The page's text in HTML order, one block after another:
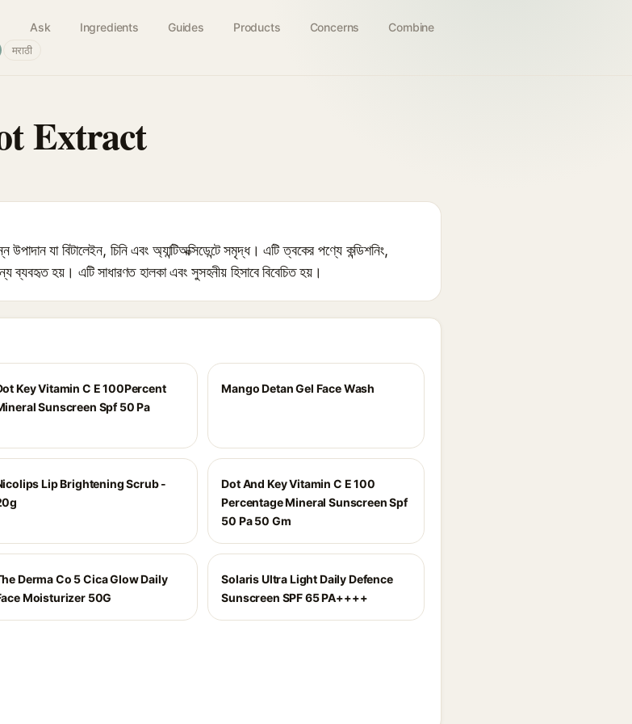
Ask Ingredients Guides Products Concerns Combine
मराठी
Extract
যা বিটালেইন, চিনি এবং অ্যান্টিঅক্সিডেন্টে সমৃদ্ধ। এটি ত্বকের পণ্যে কন্ডিশনিং,
জন্য ব্যবহৃত হয়। এটি সাধারণত হালকা এবং সুসহনীয় হিসাবে বিবেচিত হয়।
Key Vitamin C E 100Percent
Sunscreen Spf 50 Pa
Mango Detan Gel Face Wash
Lip Brightening Scrub -
Dot And Key Vitamin C E 100
Percentage Mineral Sunscreen Spf
50 Pa 50 Gm
Derma Co 5 Cica Glow Daily
Moisturizer 50G
Solaris Ultra Light Daily Defence
Sunscreen SPF 65 PA++++